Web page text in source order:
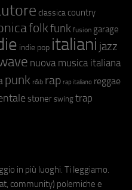
classica country
folkfunk fusion garage
indie pop italiani jazz
nuova musica italiana
punk r&b rap rap italiano reggae
stoner swing trap
in più luoghi. Ti leggiamo.
community) polemiche e